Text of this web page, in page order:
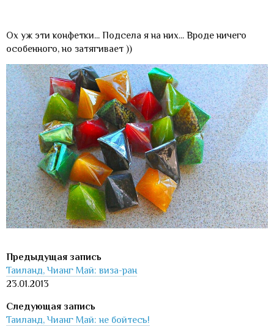
Ох уж эти конфетки... Подсела я на них... Вроде ничего
особенного, но затягивает ))
Таиланд, Чианг Май: виза-ран
23.01.2013
Таиланд, Чианг Май: не бойтесь!